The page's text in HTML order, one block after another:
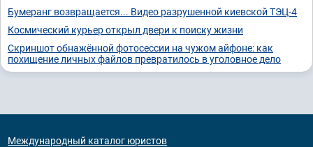
Бумеранг возвращается... Видео разрушенной киевской ТЭЦ-4
Космический курьер открыл двери к поиску жизни
Скриншот обнажённой фотосессии на чужом айфоне: как
похищение личных файлов превратилось в уголовное дело
Международный каталог юристов